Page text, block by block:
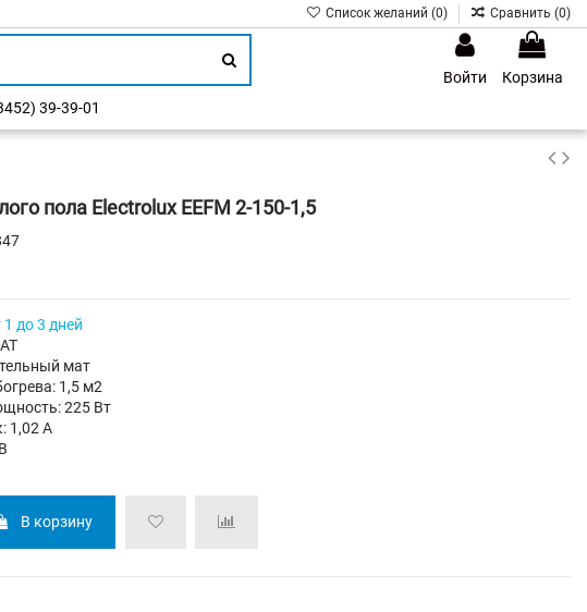
Список желаний (0) Сравнить (0)
Войти
Корзина
39-39-01
пола Electrolux EEFM 2-150-1,5
до 3 дней
мат
1,5 м2
225 Вт
1,02 А
В корзину